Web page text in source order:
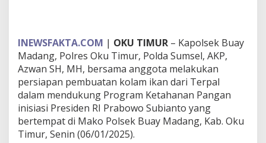
r
i
a
p
k
a
n
P
e
INEWSFAKTA.COM | OKU TIMUR – Kapolsek Buay
Madang, Polres Oku Timur, Polda Sumsel, AKP,
Azwan SH, MH, bersama anggota melakukan
persiapan pembuatan kolam ikan dari Terpal
dalam mendukung Program Ketahanan Pangan
inisiasi Presiden RI Prabowo Subianto yang
bertempat di Mako Polsek Buay Madang, Kab. Oku
Timur, Senin (06/01/2025).